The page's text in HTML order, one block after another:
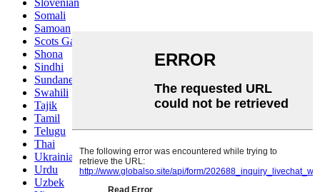
Somali
Samoan
Scots Gaelic
Shona
Sindhi
Sundanese
Swahili
Tajik
Tamil
Telugu
Thai
Ukrainian
Urdu
Uzbek